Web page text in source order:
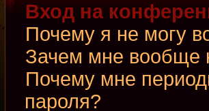
Вход на
Почему я не могу
Зачем мне вообще
Почему мне
пароля?